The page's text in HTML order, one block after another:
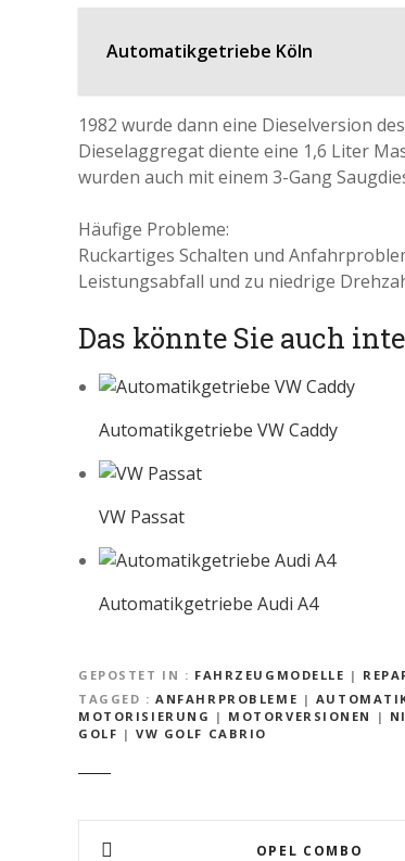
Automatikgetriebe Köln
1982 wurde dann eine Dieselversion
Dieselaggregat diente eine 1,6 Liter
wurden auch mit einem 3-Gang
Häufige Probleme:
Ruckartiges Schalten und
Leistungsabfall und zu niedrige
Das könnte Sie auch
Automatikgetriebe VW Caddy
VW Passat
Automatikgetriebe Audi A4
GEPOSTET IN FAHRZEUGMODELLE |
TAGGED
ANFAHRPROBLEME |
MOTORISIERUNG | MOTORVERSIONEN |
GOLF | VW GOLF CABRIO
OPEL COMBO